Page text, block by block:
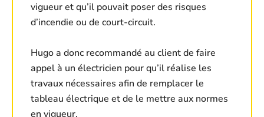
vigueur et qu’il pouvait poser des risques
d’incendie ou de court-circuit.
Hugo a donc recommandé au client de faire
appel à un électricien pour qu’il réalise les
travaux nécessaires afin de remplacer le
tableau électrique et de le mettre aux normes
en vigueur.